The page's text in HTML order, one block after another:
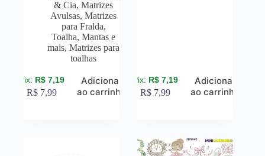
& Cia,Matrizes
Avulsas,Matrizes
para Fralda,
Toalha, Mantas e
mais,Matrizes para
toalhas
R$ 7,19
R$ 7,99
Adicionar
ao carrinho
R$ 7,19
R$ 7,99
Adicionar
ao carrinho